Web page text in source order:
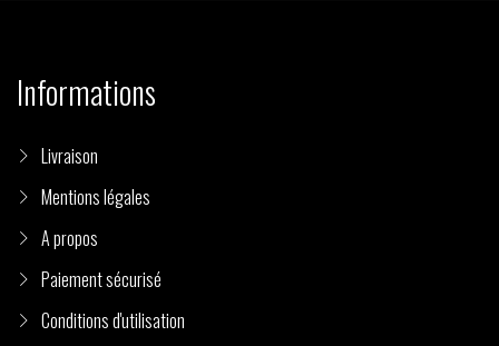
Informations
Livraison
Mentions légales
A propos
Paiement sécurisé
Conditions d'utilisation